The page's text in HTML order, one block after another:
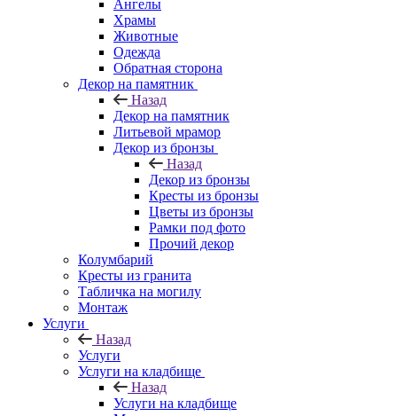
Ангелы
Храмы
Животные
Одежда
Обратная сторона
Декор на памятник
Назад
Декор на памятник
Литьевой мрамор
Декор из бронзы
Назад
Декор из бронзы
Кресты из бронзы
Цветы из бронзы
Рамки под фото
Прочий декор
Колумбарий
Кресты из гранита
Табличка на могилу
Монтаж
Услуги
Назад
Услуги
Услуги на кладбище
Назад
Услуги на кладбище